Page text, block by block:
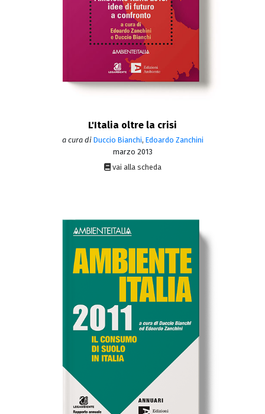
L'Italia oltre la crisi
a cura di Duccio Bianchi, Edoardo Zanchini
marzo 2013
vai alla scheda